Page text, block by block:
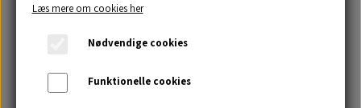
Et udsnit af eksempler på taghætter mm.
Galleri
Læs mere om cookies her
Nødvendige cookies
Funktionelle cookies